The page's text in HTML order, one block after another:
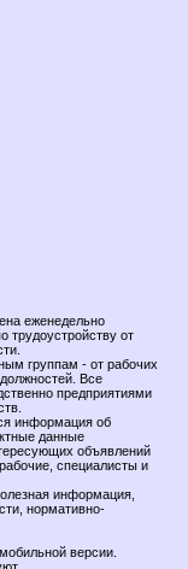
еженедельно
трудоустройству от
группам - от рабочих
Все
предприятиями
информация об
данные
объявлений
специалисты и
информация,
нормативно-
версии.